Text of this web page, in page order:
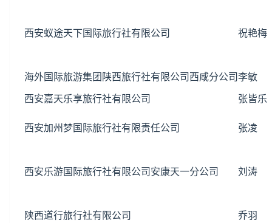
西安蚁途天下国际旅行社有限公司 祝艳梅
海外国际旅游集团陕西旅行社有限公司西咸分公司李敏
西安嘉天乐享旅行社有限公司 张皆乐
西安加州梦国际旅行社有限责任公司 张凌
西安乐游国际旅行社有限公司安康天一分公司 刘涛
陕西道行旅行社有限公司 乔羽